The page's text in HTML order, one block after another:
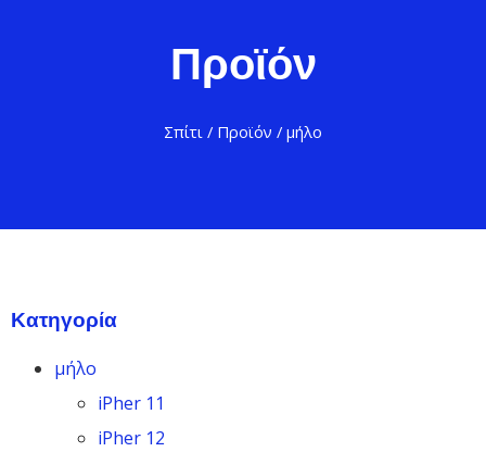
Προϊόν
Σπίτι / Προϊόν / μήλο
Κατηγορία
μήλο
iPher 11
iPher 12